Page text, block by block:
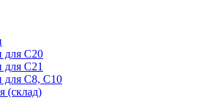
для С20
для С21
для С8, С10
(склад)